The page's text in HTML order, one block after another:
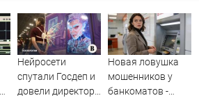
Нейросети
спутали Госдеп и
довели директора
Новая ловушка
мошенников у
банкоматов -